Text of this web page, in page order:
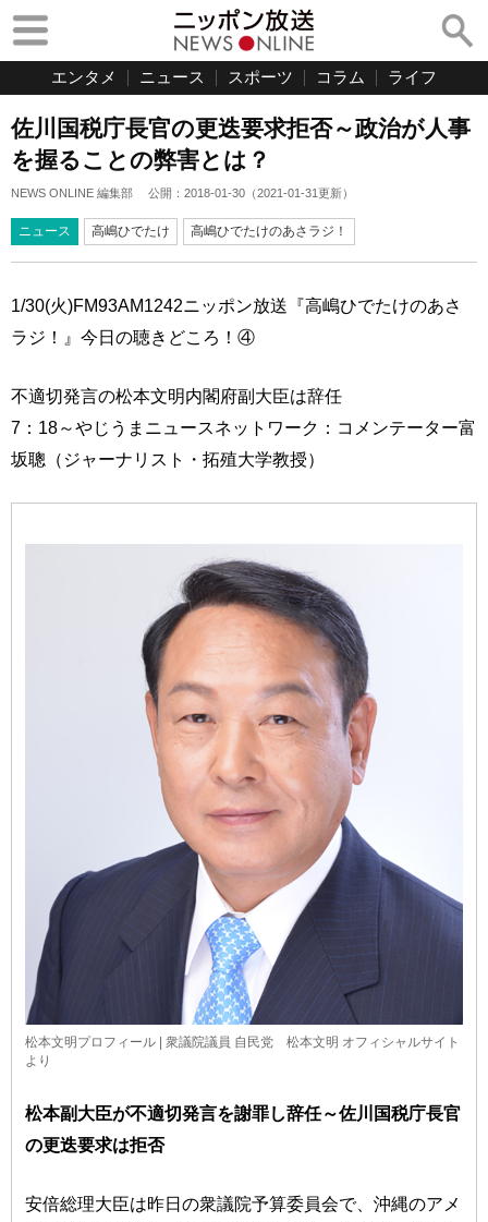
エンタメ ニュース スポーツ コラム ライフ
佐川国税庁長官の更迭要求拒否～政治が人事
を握ることの弊害とは？
NEWS ONLINE 編集部 公開： 2018-01-30 （2021-01-31更新）
ニュース 高嶋ひでたけ 高嶋ひでたけのあさラジ！
1/30(火)FM93AM1242ニッポン放送『高嶋ひでたけのあさ
ラジ！』今日の聴きどころ！④
不適切発言の松本文明内閣府副大臣は辞任
7：18～やじうまニュースネットワーク：コメンテーター富
坂聰（ジャーナリスト・拓殖大学教授）
松本文明プロフィール | 衆議院議員 自民党 松本文明 オフィシャルサイト
より
松本副大臣が不適切発言を謝罪し辞任～佐川国税庁長官
の更迭要求は拒否
安倍総理大臣は昨日の衆議院予算委員会で、沖縄のアメ